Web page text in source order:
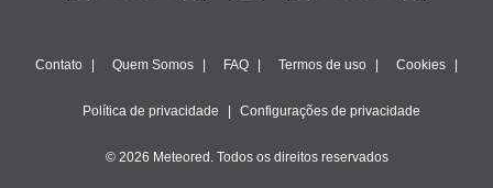
Contato Quem Somos FAQ Termos de uso Cookies
Política de privacidade Configurações de privacidade
© 2026 Meteored. Todos os direitos reservados